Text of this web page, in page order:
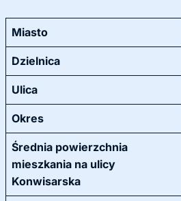
Miasto
Dzielnica
Ulica
Okres
Średnia powierzchnia
mieszkania na ulicy
Konwisarska